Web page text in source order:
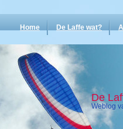
Home De Laffe wat?
De
Weblog